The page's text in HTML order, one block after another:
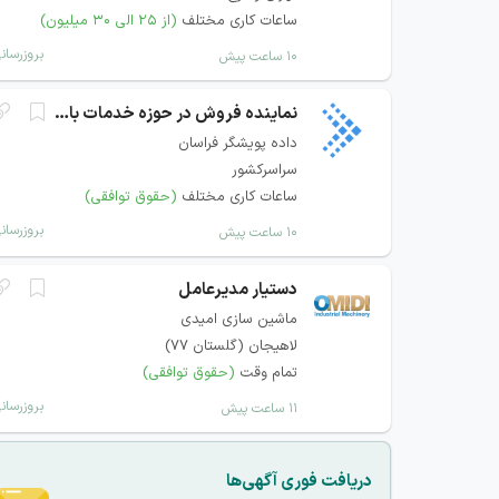
ساعات کاری مختلف (از ۲۵ الی ۳۰ میلیون)
۱۰ ساعت پیش
نماینده فروش در حوزه خدمات بانکی و پرداخت
داده پویشگر فراسان
سراسرکشور
ساعات کاری مختلف (حقوق توافقی)
۱۰ ساعت پیش
دستیار مدیرعامل
ماشین سازی امیدی
لاهیجان (گلستان 77)
تمام وقت (حقوق توافقی)
۱۱ ساعت پیش
دریافت فوری آگهی‌ها